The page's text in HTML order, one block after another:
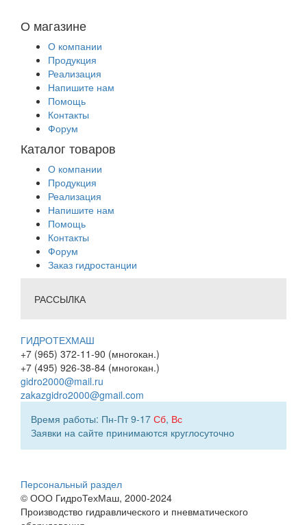
О магазине
О компании
Продукция
Реализация
Напишите нам
Помощь
Контакты
Форум
Каталог товаров
О компании
Продукция
Реализация
Напишите нам
Помощь
Контакты
Форум
Заказ гидростанции
РАССЫЛКА
ГИДРОТЕХМАШ
+7 (965) 372-11-90 (многокан.)
+7 (495) 926-38-84 (многокан.)
gidro2000@mail.ru
zakazgidro2000@gmail.com
Время работы: Пн-Пт 9-17 Сб, Вс
Заявки на сайте принимаются круглосуточно
Персональный раздел
© ООО ГидроТехМаш, 2000-2024
Производство гидравлического и пневматического